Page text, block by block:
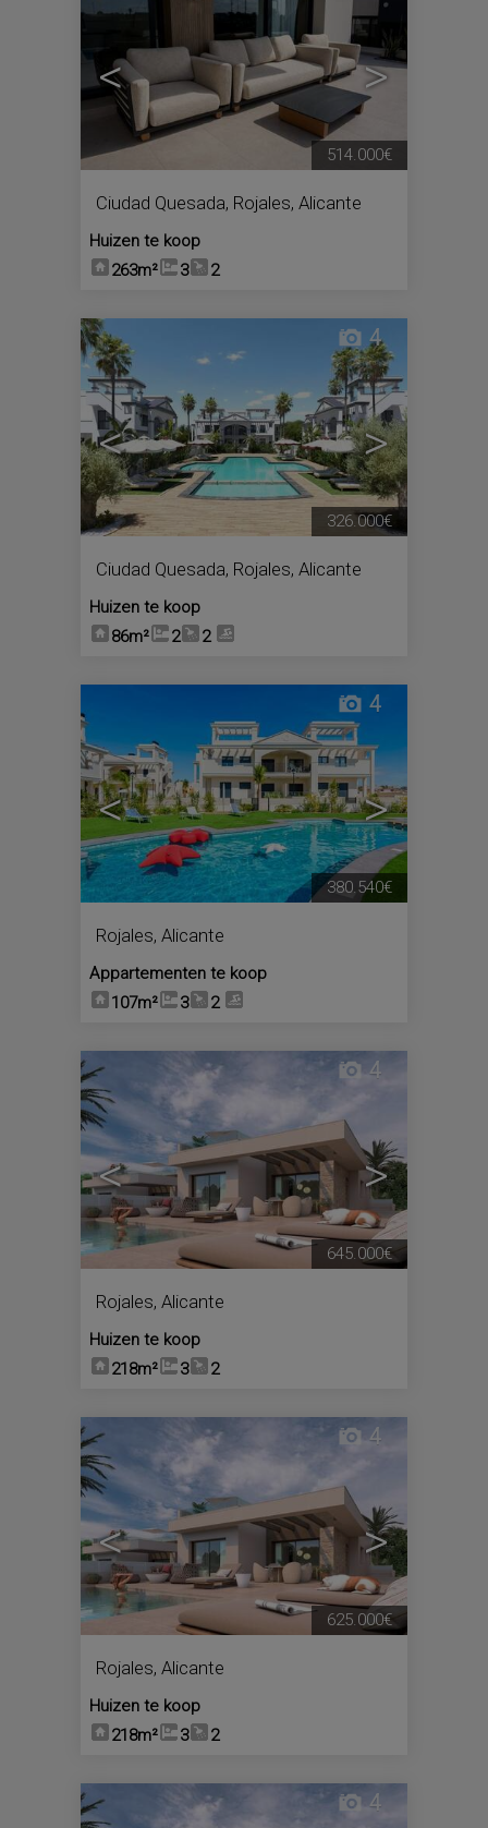
< >
Ciudad Quesada, Rojales, Alicante
Huizen te koop
263m²
3 2
514.000€
< >
4
Ciudad Quesada, Rojales, Alicante
Huizen te koop
86m²
2 2
326.000€
< >
4
Rojales, Alicante
Appartementen te koop
107m²
3 2
380.540€
< >
4
Rojales, Alicante
Huizen te koop
218m²
3 2
645.000€
< >
4
Rojales, Alicante
Huizen te koop
218m²
3 2
625.000€
4